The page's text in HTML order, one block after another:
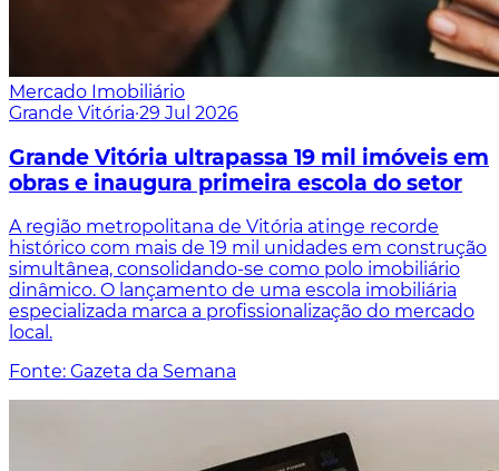
Mercado Imobiliário
Grande Vitória·29 Jul 2026
Grande Vitória ultrapassa 19 mil imóveis em
obras e inaugura primeira escola do setor
A região metropolitana de Vitória atinge recorde
histórico com mais de 19 mil unidades em construção
simultânea, consolidando-se como polo imobiliário
dinâmico. O lançamento de uma escola imobiliária
especializada marca a profissionalização do mercado
local.
Fonte: Gazeta da Semana